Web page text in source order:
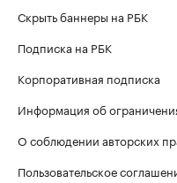
Скрыть баннеры на РБК
Подписка на РБК
Корпоративная подписка
Информация об
О соблюдении авторских
Пользовательское